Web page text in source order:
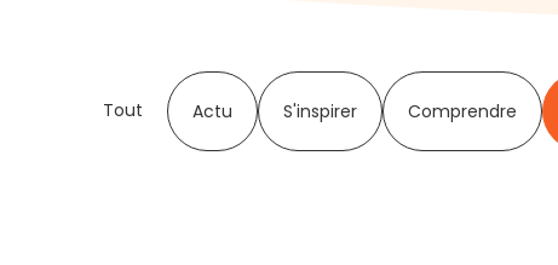
Tout Actu S'inspirer Comprendre